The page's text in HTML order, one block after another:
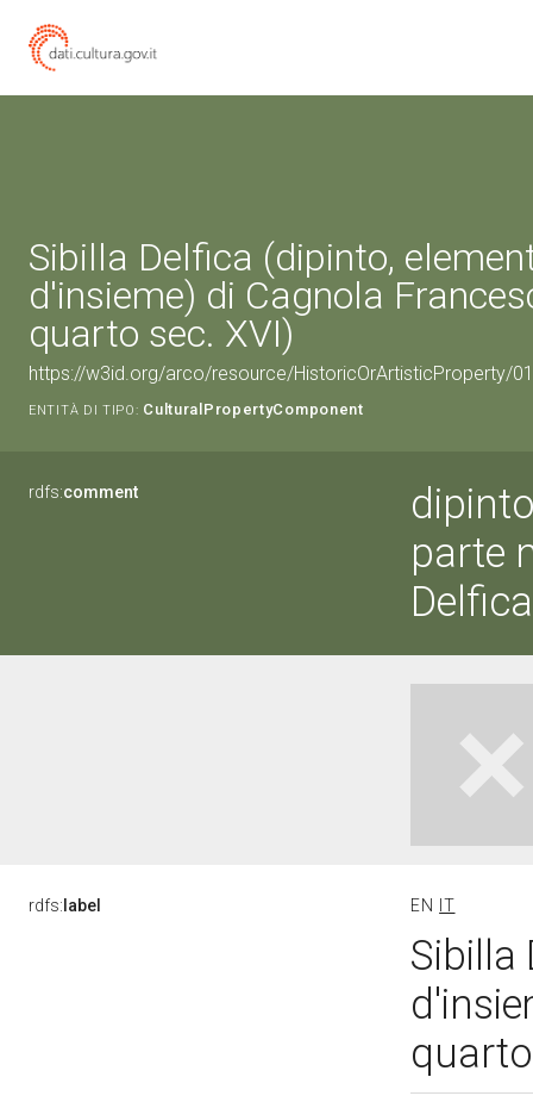
Sibilla Delfica (dipinto,
d'insieme) di Cagnola
quarto sec. XVI)
https://w3id.org/arco/resource/HistoricOrArtisticProperty/
ENTITÀ DI TIPO: CulturalPropertyComponent
rdfs:comment
parte
Delfica
rdfs: label EN IT
Sibilla